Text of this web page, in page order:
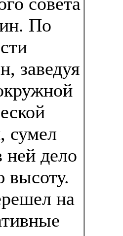
По
заведуя
сумел
ней дело
на